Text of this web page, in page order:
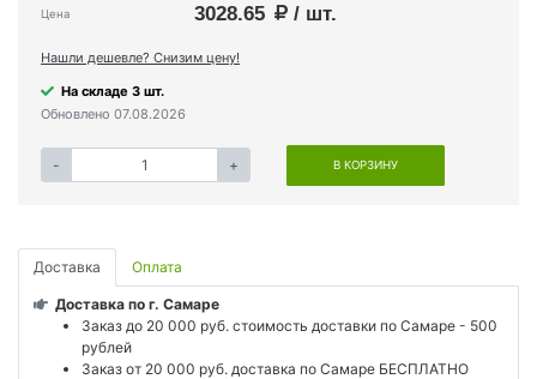
Цена 3028.65 / шт.
Нашли дешевле? Снизим цену!
На складе 3 шт.
Обновлено 07.08.2026
- + В КОРЗИНУ
Доставка Оплата
Доставка по г. Самаре
Заказ до 20 000 руб. стоимость доставки по Самаре - 500
рублей
Заказ от 20 000 руб. доставка по Самаре БЕСПЛАТНО